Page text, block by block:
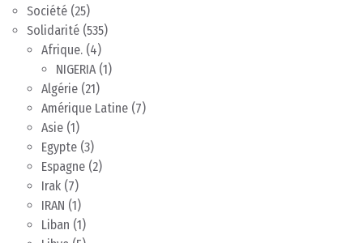
Société (25)
Solidarité (535)
Afrique. (4)
NIGERIA(1)
Algérie (21)
Amérique Latine (7)
Asie (1)
Egypte (3)
Espagne (2)
Irak (7)
IRAN (1)
Liban (1)